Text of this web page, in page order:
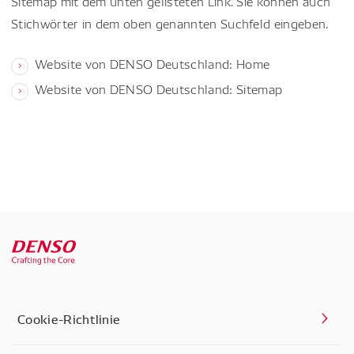
Stichwörter in dem oben genannten Suchfeld eingeben.
Website von DENSO Deutschland: Home
Website von DENSO Deutschland: Sitemap
Cookie-Richtlinie